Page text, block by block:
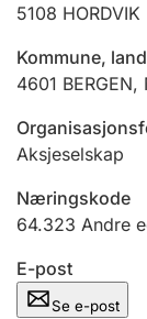
Jeger
Offentlig
Andre tema
5108 HORDVIK
Kommune, land
4601 BERGEN,
Aksjeselskap
Næringskode
64.323 Andre
E-post
Se e-post